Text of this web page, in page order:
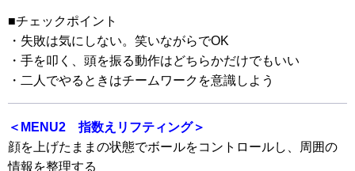
■チェックポイント
・失敗は気にしない。笑いながらでOK
・手を叩く、頭を振る動作はどちらかだけでもいい
・二人でやるときはチームワークを意識しよう
＜MENU2 指数えリフティング＞
顔を上げたままの状態でボールをコントロールし、周囲の
情報を整理する